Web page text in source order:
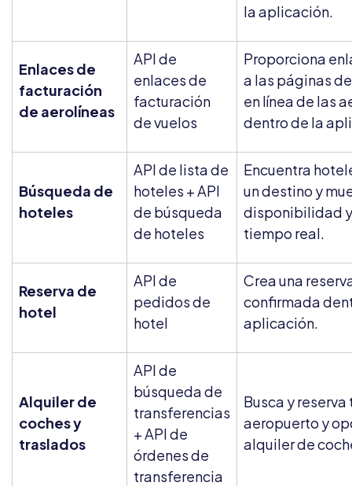
la aplicación.
Enlaces de
facturación
de aerolíneas
API de
enlaces de
facturación
de vuelos
Proporciona
a las páginas
en línea de las
dentro de la
Búsqueda de
hoteles
API de lista de
hoteles + API
de búsqueda
de hoteles
Encuentra
un destino y
disponibilidad
tiempo real.
Reserva de
hotel
API de
pedidos de
hotel
Crea una
confirmada
aplicación.
Alquiler de
coches y
traslados
API de
búsqueda de
transferencias
+ API de
órdenes de
transferencia
Busca y
aeropuerto y
alquiler de